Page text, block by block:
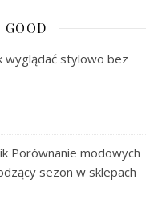
wyglądać stylowo bez
Porównanie modowych
sezon w sklepach